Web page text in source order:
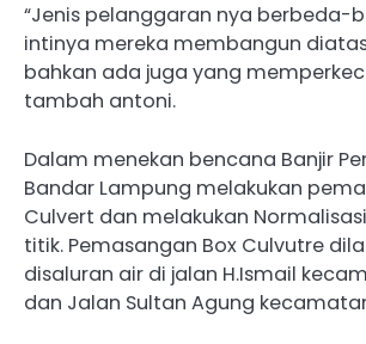
“Jenis pelanggaran nya berbeda-
intinya mereka membangun
bahkan ada juga yang
tambah antoni.
Dalam menekan bencana Banjir
Bandar Lampung melakukan
Culvert dan melakukan
titik. Pemasangan Box Culvutre
disaluran air di jalan H.Ismail
dan Jalan Sultan Agung